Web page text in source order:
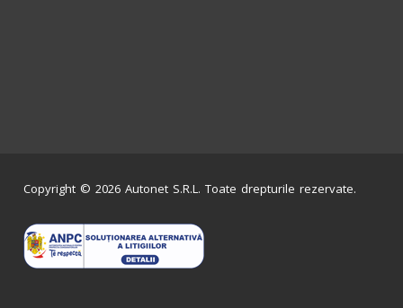
Copyright © 2026 Autonet S.R.L. Toate drepturile rezervate.